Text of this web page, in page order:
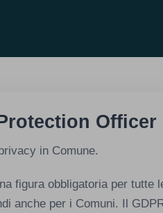
Officer
in Comune.
figura obbligatoria per tutte
anche per i Comuni. Il